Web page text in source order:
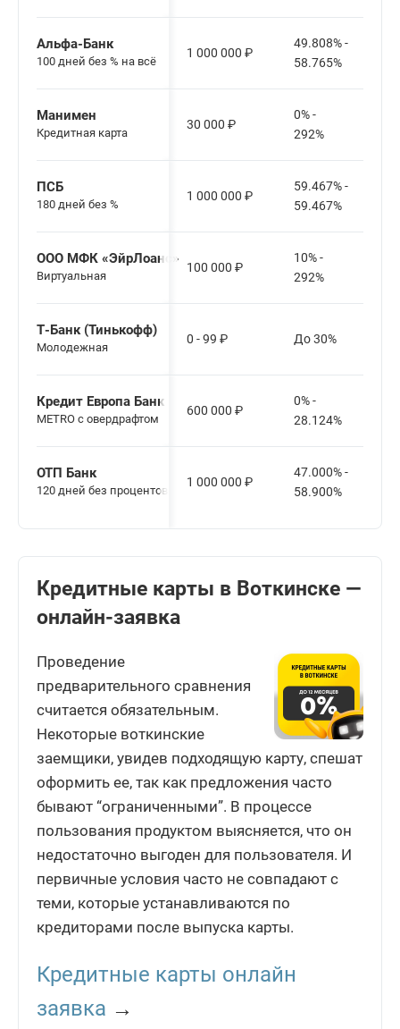
Альфа-Банк
100 дней без % на всё
1 000 000 ₽
49.808% -
58.765%
Манимен
Кредитная карта
30 000 ₽
0% -
292%
ПСБ
180 дней без %
1 000 000 ₽
59.467% -
59.467%
ООО МФК «ЭйрЛоанс»
Виртуальная
100 000 ₽
10% -
292%
Т-Банк (Тинькофф)
Молодежная
0 - 99 ₽ До 30%
Кредит Европа Банк
METRO с овердрафтом
600 000 ₽
0% -
28.124%
ОТП Банк
120 дней без процентов
1 000 000 ₽
47.000% -
58.900%
Кредитные карты в Воткинске —
онлайн-заявка
Проведение
предварительного сравнения
считается обязательным.
Некоторые воткинские
заемщики, увидев подходящую карту, спешат
оформить ее, так как предложения часто
бывают “ограниченными”. В процессе
пользования продуктом выясняется, что он
недостаточно выгоден для пользователя. И
первичные условия часто не совпадают с
теми, которые устанавливаются по
кредиторами после выпуска карты.
Кредитные карты онлайн
заявка →